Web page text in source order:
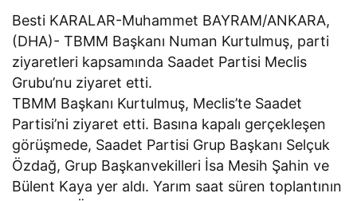
Besti KARALAR-Muhammet BAYRAM/ANKARA,
(DHA)- TBMM Başkanı Numan Kurtulmuş, parti
ziyaretleri kapsamında Saadet Partisi Meclis
Grubu’nu ziyaret etti.
TBMM Başkanı Kurtulmuş, Meclis’te Saadet
Partisi’ni ziyaret etti. Basına kapalı gerçekleşen
görüşmede, Saadet Partisi Grup Başkanı Selçuk
Özdağ, Grup Başkanvekilleri İsa Mesih Şahin ve
Bülent Kaya yer aldı. Yarım saat süren toplantının